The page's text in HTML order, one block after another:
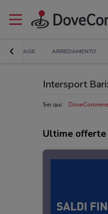
BRICOLAGE ARREDAMENTO
Intersport
Sei qui: DoveConviene
Ultime